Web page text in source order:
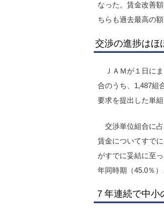
なった。賃金改善
ちらも過去最高の額
交渉の進捗はほ
ＪＡＭが１日に
合のうち、1,487組
要求を提出した単
交渉単位組合に
賃金についてすで
がすでに妥結に至
年同時期（45.0％）
７年連続で中